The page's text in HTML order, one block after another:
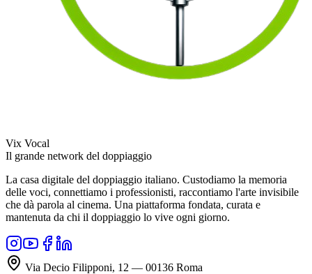
Vix Vocal
Il grande network del doppiaggio
La casa digitale del doppiaggio italiano. Custodiamo la memoria
delle voci, connettiamo i professionisti, raccontiamo l'arte invisibile
che dà parola al cinema. Una piattaforma fondata, curata e
mantenuta da chi il doppiaggio lo vive ogni giorno.
Via Decio Filipponi, 12 — 00136 Roma